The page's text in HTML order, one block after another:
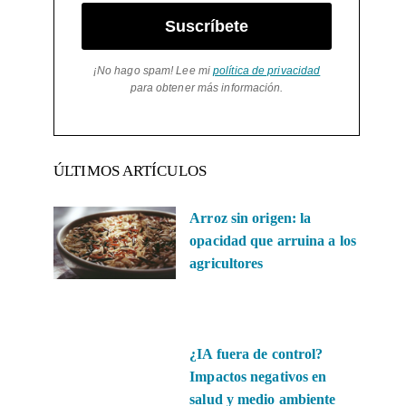
Suscríbete
¡No hago spam! Lee mipolítica de privacidad
para obtener más información.
ÚLTIMOS ARTÍCULOS
Arroz sin origen: la
opacidad que arruina a los
agricultores
¿IA fuera de control?
Impactos negativos en
salud y medio ambiente